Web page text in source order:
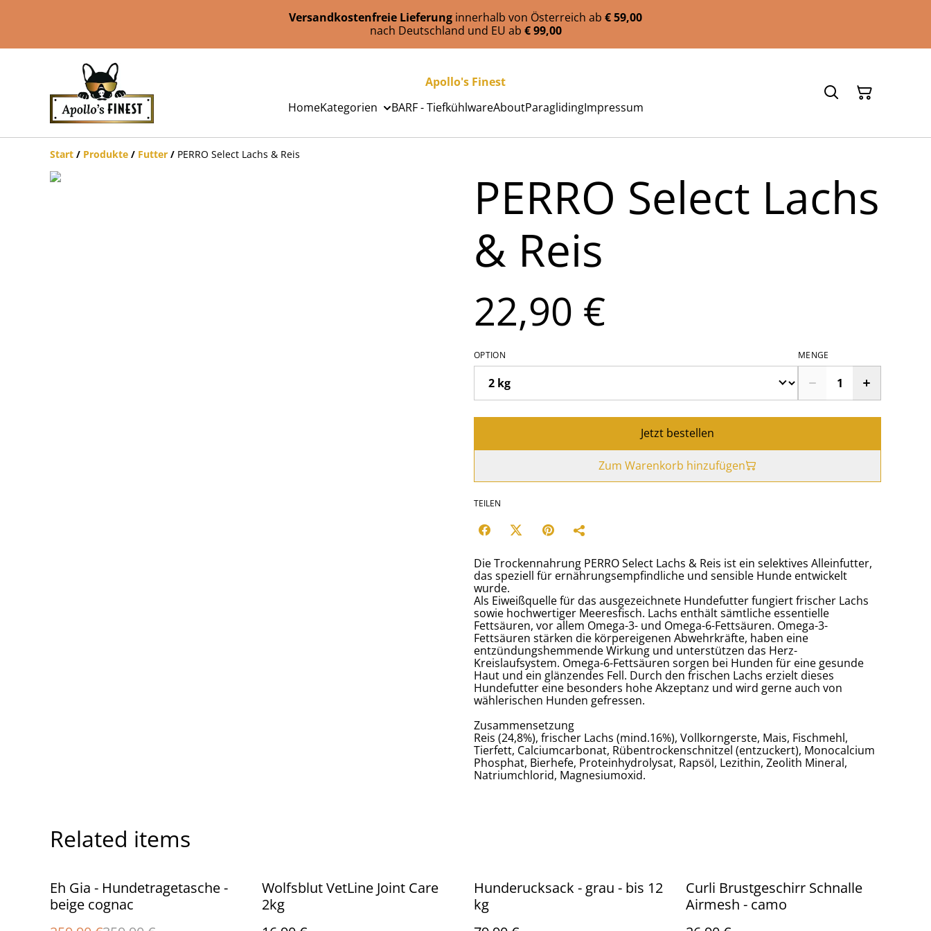
Versandkostenfreie Lieferung innerhalb von Österreich ab € 59,00
nach Deutschland und EU ab € 99,00
Apollo's Finest
HomeKategorien BARF - TiefkühlwareAboutParaglidingImpressum
Start / Produkte / Futter / PERRO Select Lachs & Reis
PERRO Select Lachs
& Reis
22,90 €
OPTION MENGE
Jetzt bestellen
Zum Warenkorb hinzufügen
TEILEN
Die Trockennahrung PERRO Select Lachs & Reis ist ein selektives Alleinfutter,
das speziell für ernährungsempfindliche und sensible Hunde entwickelt
wurde.
Als Eiweißquelle für das ausgezeichnete Hundefutter fungiert frischer Lachs
sowie hochwertiger Meeresfisch. Lachs enthält sämtliche essentielle
Fettsäuren, vor allem Omega-3- und Omega-6-Fettsäuren. Omega-3-
Fettsäuren stärken die körpereigenen Abwehrkräfte, haben eine
entzündungshemmende Wirkung und unterstützen das Herz-
Kreislaufsystem. Omega-6-Fettsäuren sorgen bei Hunden für eine gesunde
Haut und ein glänzendes Fell. Durch den frischen Lachs erzielt dieses
Hundefutter eine besonders hohe Akzeptanz und wird gerne auch von
wählerischen Hunden gefressen.
Zusammensetzung
Reis (24,8%), frischer Lachs (mind.16%), Vollkorngerste, Mais, Fischmehl,
Tierfett, Calciumcarbonat, Rübentrockenschnitzel (entzuckert), Monocalcium
Phosphat, Bierhefe, Proteinhydrolysat, Rapsöl, Lezithin, Zeolith Mineral,
Natriumchlorid, Magnesiumoxid.
Related items
%
Eh Gia - Hundetragetasche -
beige cognac
Wolfsblut VetLine Joint Care
2kg
Hunderucksack - grau - bis 12
kg
Curli Brustgeschirr Schnalle
Airmesh - camo